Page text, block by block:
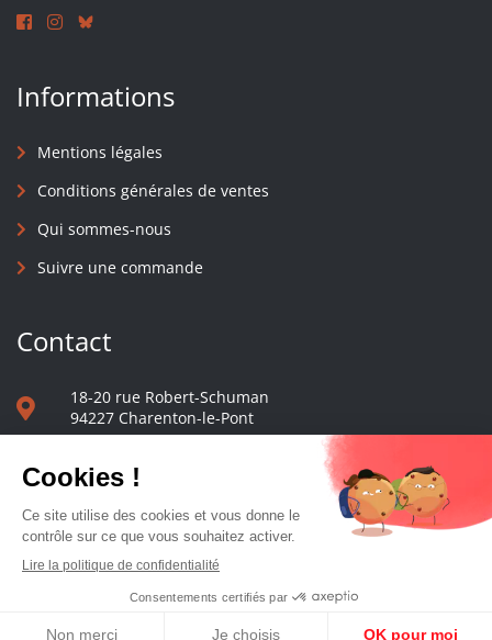
Informations
Mentions légales
Conditions générales de ventes
Qui sommes-nous
Suivre une commande
Contact
18-20 rue Robert-Schuman
94227 Charenton-le-Pont